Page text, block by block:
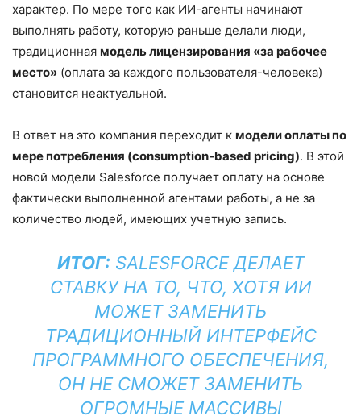
характер. По мере того как ИИ-агенты начинают
выполнять работу, которую раньше делали люди,
традиционная модель лицензирования «за рабочее
место» (оплата за каждого пользователя-человека)
становится неактуальной.
В ответ на это компания переходит к модели оплаты по
мере потребления (consumption-based pricing). В этой
новой модели Salesforce получает оплату на основе
фактически выполненной агентами работы, а не за
количество людей, имеющих учетную запись.
ИТОГ: SALESFORCE ДЕЛАЕТ
СТАВКУ НА ТО, ЧТО, ХОТЯ ИИ
МОЖЕТ ЗАМЕНИТЬ
ТРАДИЦИОННЫЙ ИНТЕРФЕЙС
ПРОГРАММНОГО ОБЕСПЕЧЕНИЯ,
ОН НЕ СМОЖЕТ ЗАМЕНИТЬ
ОГРОМНЫЕ МАССИВЫ